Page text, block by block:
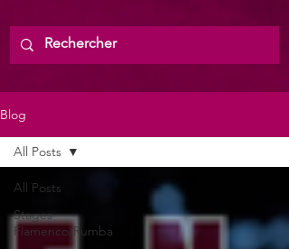
Blog
All Posts
Stages
Flamenco/Rumba
All Posts